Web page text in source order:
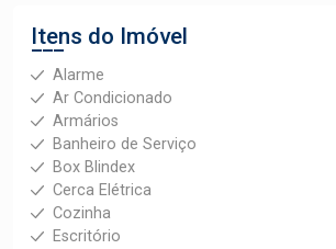
Itens do Imóvel
Alarme
Ar Condicionado
Armários
Banheiro de Serviço
Box Blindex
Cerca Elétrica
Cozinha
Escritório